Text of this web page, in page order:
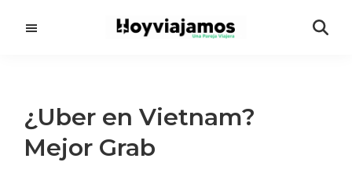
principal
¿Uber en Vietnam?
Mejor Grab